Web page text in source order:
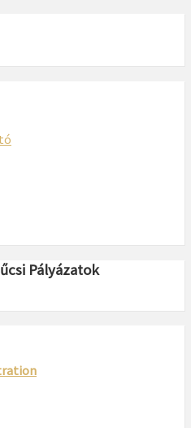
Pályázatok